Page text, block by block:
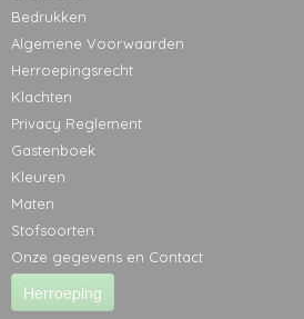
Bedrukken
Algemene Voorwaarden
Herroepingsrecht
Klachten
Privacy Reglement
Gastenboek
Kleuren
Maten
Stofsoorten
Onze gegevens en Contact
Herroeping